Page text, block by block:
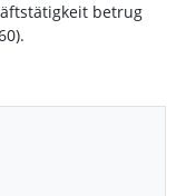
betrug